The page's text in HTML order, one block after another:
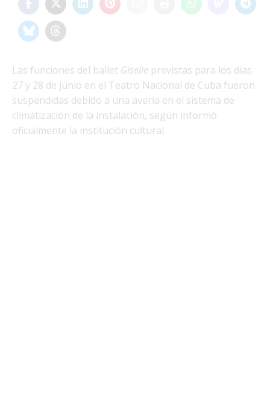
Las funciones del ballet Giselle previstas para los días
27 y 28 de junio en el Teatro Nacional de Cuba fueron
suspendidas debido a una avería en el sistema de
climatización de la instalación, según informó
oficialmente la institución cultural.